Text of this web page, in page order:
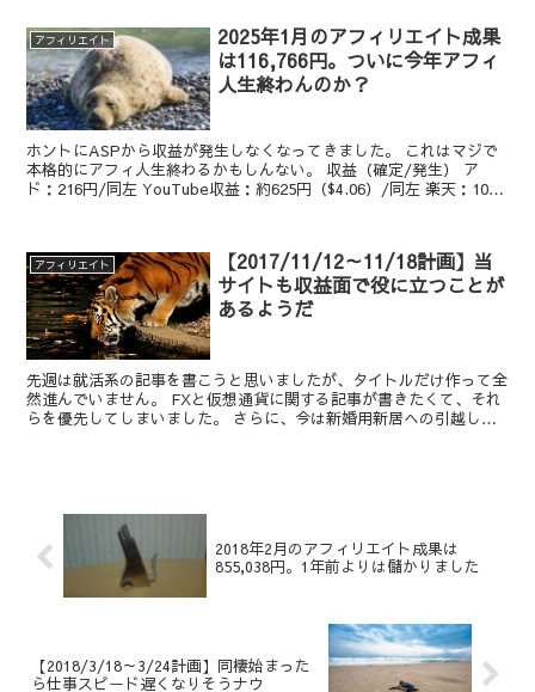
アフィリエイト
2025年1月のアフィリエイト成果
は116,766円。ついに今年アフィ
人生終わんのか？
ホントにASPから収益が発生しなくなってきました。 これはマジで
本格的にアフィ人生終わるかもしんない。 収益（確定/発生） ア
ド：216円/同左 YouTube収益：約625円（$4.06）/同左 楽天：108
アフィリエイト
【2017/11/12～11/18計画】当
サイトも収益面で役に立つことが
あるようだ
先週は就活系の記事を書こうと思いましたが、タイトルだけ作って全
然進んでいません。 FXと仮想通貨に関する記事が書きたくて、それ
らを優先してしまいました。 さらに、今は新婚用新居への引越しに
2018年2月のアフィリエイト成果は
855,038円。1年前よりは儲かりました
【2018/3/18～3/24計画】同棲始まった
ら仕事スピード遅くなりそうナウ